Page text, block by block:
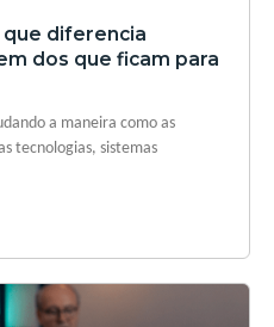
diferencia
dos que ficam para
a maneira como as
tecnologias, sistemas